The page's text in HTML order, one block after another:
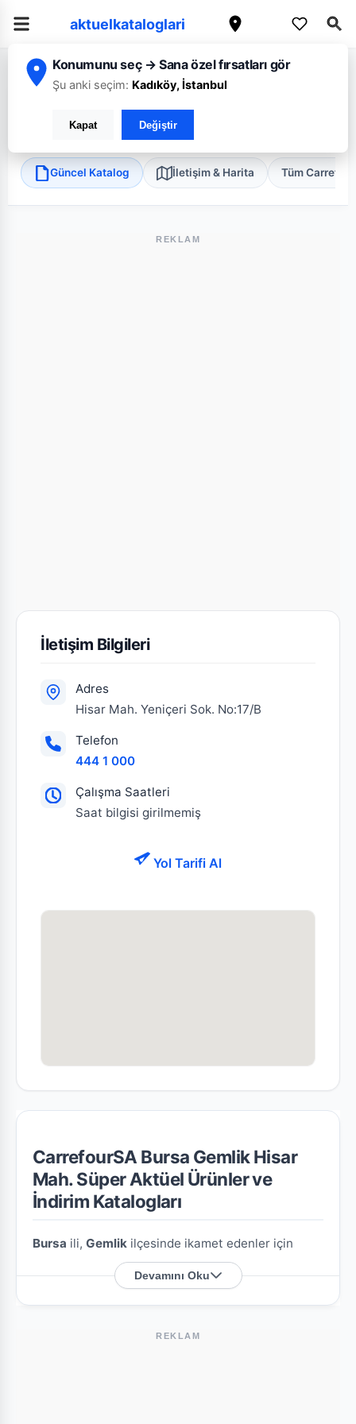
aktuelkataloglari
Konumunu seç → Sana özel fırsatları gör
Şu anki seçim: Kadıköy, İstanbul
Kapat Değiştir
Ana Sayfa/Bursa/CarrefourSA/Bursa Gemlik Hisar Mah. Süper
Gemlik, Bursa •
Güncel Katalog İletişim & Harita Tüm
REKLAM
İletişim Bilgileri
Adres
Hisar Mah. Yeniçeri Sok. No:17/B
Telefon
444 1 000
Çalışma Saatleri
Saat bilgisi girilmemiş
Yol Tarifi Al
CarrefourSA Bursa Gemlik Hisar
Mah. Süper Aktüel Ürünler ve
İndirim Katalogları
Bursa ili, Gemlik ilçesinde ikamet edenler için
CarrefourSA Bursa Gemlik Hisar Mah. Süper
şubesine özel en güncel indirim broşürlerini ve
aktüel ürün fırsatlarını bu sayfada derledik.
CarrefourSA Bursa Gemlik Hisar Mah.
Devamını Oku
REKLAM